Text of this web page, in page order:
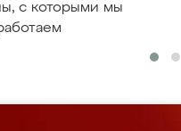
с которыми мы